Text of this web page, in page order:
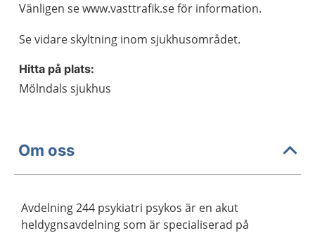
Vänligen se www.vasttrafik.se för information.
Se vidare skyltning inom sjukhusområdet.
Hitta på plats:
Mölndals sjukhus
Om oss
Avdelning 244 psykiatri psykos är en akut
heldygnsavdelning som är specialiserad på